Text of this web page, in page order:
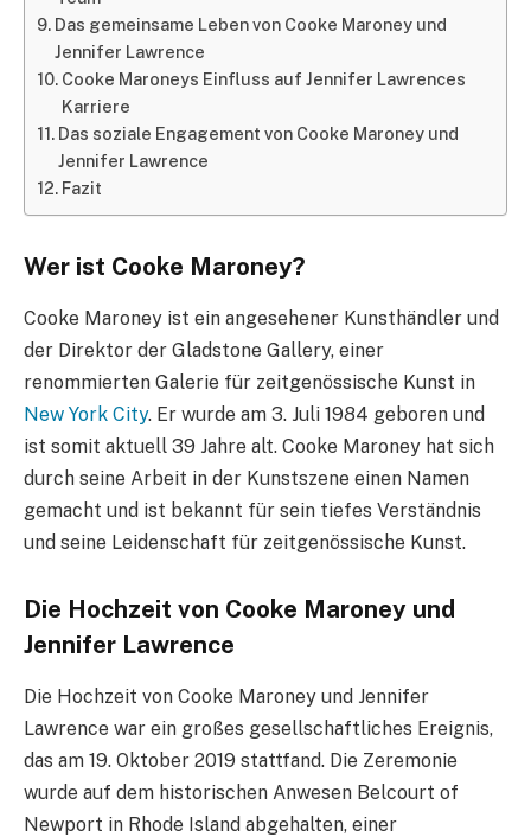
Das gemeinsame Leben von Cooke Maroney und
Jennifer Lawrence
Cooke Maroneys Einfluss auf Jennifer Lawrences
Karriere
Das soziale Engagement von Cooke Maroney und
Jennifer Lawrence
Fazit
Wer ist Cooke Maroney?
Cooke Maroney ist ein angesehener Kunsthändler und
der Direktor der Gladstone Gallery, einer
renommierten Galerie für zeitgenössische Kunst in
New York City. Er wurde am 3. Juli 1984 geboren und
ist somit aktuell 39 Jahre alt. Cooke Maroney hat sich
durch seine Arbeit in der Kunstszene einen Namen
gemacht und ist bekannt für sein tiefes Verständnis
und seine Leidenschaft für zeitgenössische Kunst.
Die Hochzeit von Cooke Maroney und
Jennifer Lawrence
Die Hochzeit von Cooke Maroney und Jennifer
Lawrence war ein großes gesellschaftliches Ereignis,
das am 19. Oktober 2019 stattfand. Die Zeremonie
wurde auf dem historischen Anwesen Belcourt of
Newport in Rhode Island abgehalten, einer